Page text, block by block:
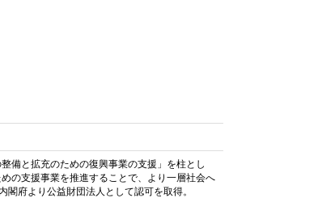
備と拡充のための復興事業の支援」を柱とし
の支援事業を推進することで、より一層社会へ
府より公益財団法人として認可を取得。